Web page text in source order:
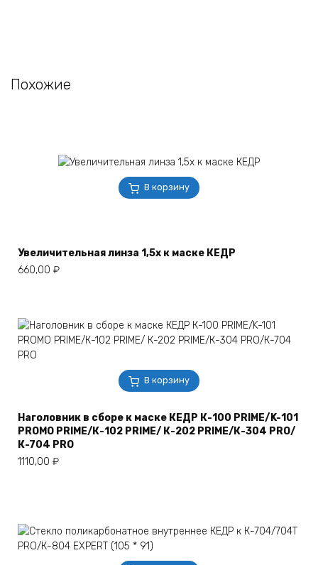
Похожие
В корзину
Увеличительная линза 1,5х к маске КЕДР
660,00 ₽
В корзину
Наголовник в сборе к маске КЕДР К-100 PRIME/K-101
PROMO PRIME/К-102 PRIME/ К-202 PRIME/К-304 PRO/
К-704 PRO
1110,00 ₽